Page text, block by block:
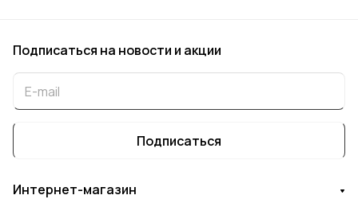
Подписаться на новости и акции
Подписаться
Интернет-магазин